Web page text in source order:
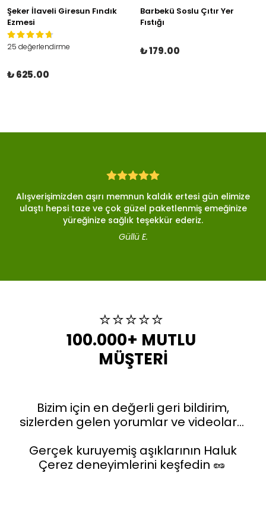
Şeker İlaveli Giresun Fındık
Ezmesi
25 değerlendirme
₺ 625.00
Barbekü Soslu Çıtır Yer
Fıstığı
₺ 179.00
Alışverişimizden aşırı memnun kaldık ertesi gün elimize
ulaştı hepsi taze ve çok güzel paketlenmiş emeğinize
yüreğinize sağlık teşekkür ederiz.
Güllü E.
⭐️⭐️⭐️⭐️⭐️
100.000+ MUTLU
MÜŞTERİ
Bizim için en değerli geri bildirim,
sizlerden gelen yorumlar ve videolar…
Gerçek kuruyemiş aşıklarının Haluk
Çerez deneyimlerini keşfedin 🥜